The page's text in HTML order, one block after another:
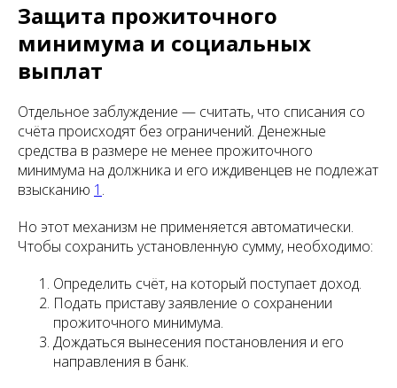
Защита прожиточного
минимума и социальных
выплат
Отдельное заблуждение — считать, что списания со
счёта происходят без ограничений. Денежные
средства в размере не менее прожиточного
минимума на должника и его иждивенцев не подлежат
взысканию 1 .
Но этот механизм не применяется автоматически.
Чтобы сохранить установленную сумму, необходимо:
Определить счёт, на который поступает доход.
Подать приставу заявление о сохранении
прожиточного минимума.
Дождаться вынесения постановления и его
направления в банк.